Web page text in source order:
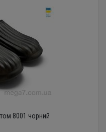
8001 чорний